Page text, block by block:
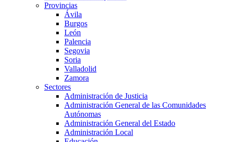
Provincias
Ávila
Burgos
León
Palencia
Segovia
Soria
Valladolid
Zamora
Sectores
Administración de Justicia
Administración General de las Comunidades
Autónomas
Administración General del Estado
Administración Local